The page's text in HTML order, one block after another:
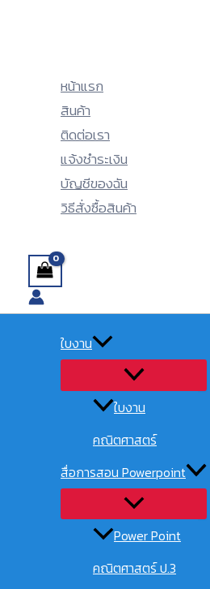
หน้าแรก
สินค้า
ติดต่อเรา
แจ้งชำระเงิน
บัญชีของฉัน
วิธีสั่งซื้อสินค้า
ใบงาน
ใบงาน
คณิตศาสตร์
สื่อการสอน Powerpoint
Power Point
คณิตศาสตร์ ป.3